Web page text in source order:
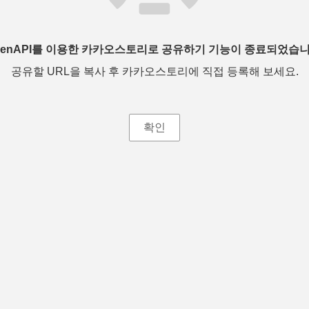
를 이용한 카카오스토리로 공유하기 기능이 종료되었습
공유할 URL을 복사 후 카카오스토리에 직접 등록해 보세요.
확인